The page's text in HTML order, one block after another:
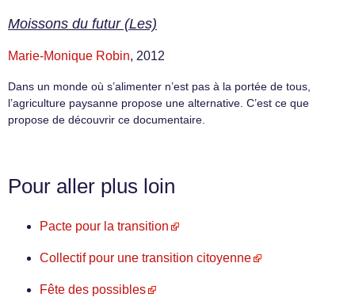
Moissons du futur (Les)
Marie-Monique Robin, 2012
Dans un monde où s’alimenter n’est pas à la portée de tous,
l’agriculture paysanne propose une alternative. C’est ce que
propose de découvrir ce documentaire.
Pour aller plus loin
Pacte pour la transition
Collectif pour une transition citoyenne
Fête des possibles